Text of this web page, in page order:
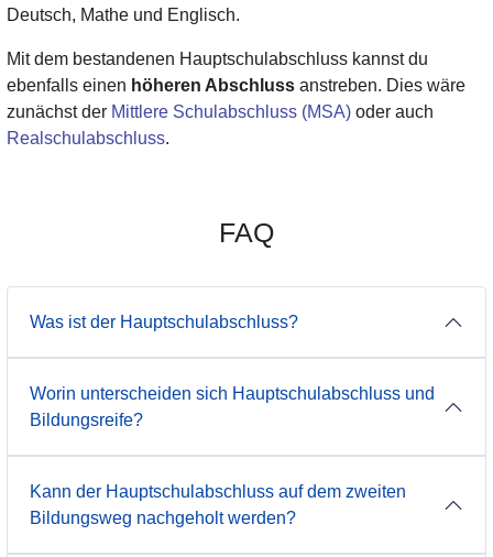
Deutsch, Mathe und Englisch.
Mit dem bestandenen Hauptschulabschluss kannst du
ebenfalls einen höheren Abschluss anstreben. Dies wäre
zunächst der Mittlere Schulabschluss (MSA) oder auch
Realschulabschluss.
FAQ
Was ist der Hauptschulabschluss?
Worin unterscheiden sich Hauptschulabschluss und
Bildungsreife?
Kann der Hauptschulabschluss auf dem zweiten
Bildungsweg nachgeholt werden?